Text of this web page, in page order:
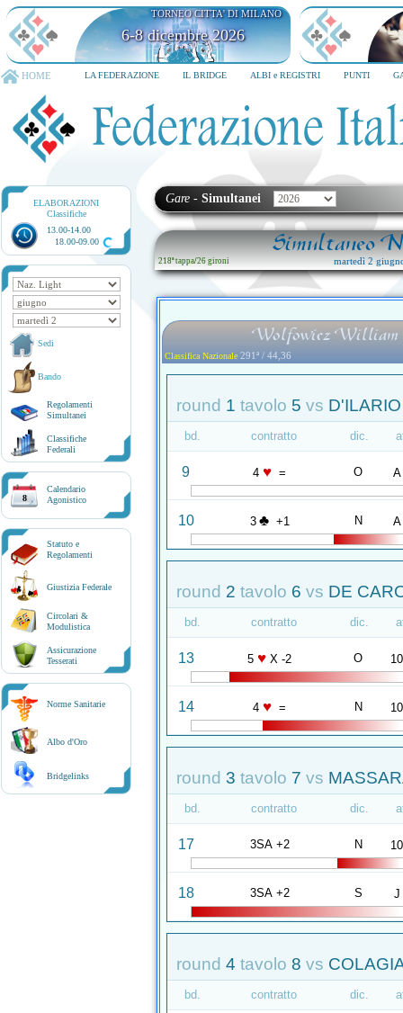
TORNEO CITTA' DI MILANO
6-8 dicembre 2026
HOME LA FEDERAZIONE IL BRIDGE ALBI e REGISTRI PUNTI
ELABORAZIONI
Classifiche
13.00-14.00
18.00-09.00
Sedi
Bando
Regolamenti
Simultanei
Classifiche
Federali
8
Calendario
Agonistico
Statuto e
Regolamenti
Giustizia Federale
Circolari &
Modulistica
Assicurazione
Tesserati
Norme Sanitarie
Albo d'Oro
Bridgelinks
Gare - Simultanei
Simultaneo
218ª tappa/26 gironi martedì 2
Wolfowicz
Classifica Nazionale 291ª / 44,36
round 1 tavolo 5 vs
bd. contratto dic.
9 4 ♥ = O A
10 3 ♣ +1 N A
round 2 tavolo 6 vs DE
bd. contratto dic.
13 5 ♥ X -2 O 10
14 4 ♥ = N 10
round 3 tavolo 7 vs
bd. contratto dic.
17 3SA +2 N 10
18 3SA +2 S J
round 4 tavolo 8 vs
bd. contratto dic.